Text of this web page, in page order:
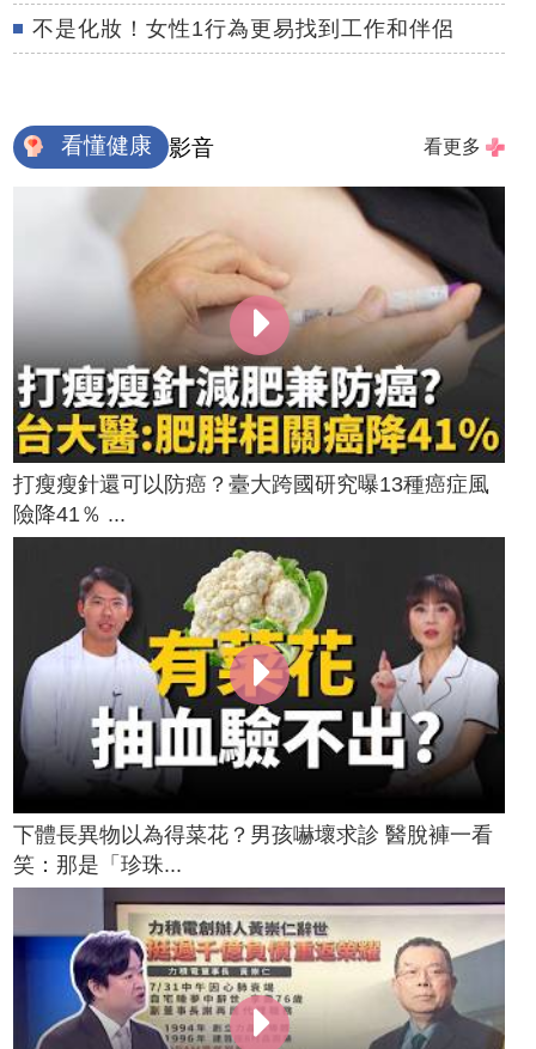
不是化妝！女性1行為更易找到工作和伴侶
看懂健康 影音 看更多
打瘦瘦針還可以防癌？臺大跨國研究曝13種癌症風
險降41％ ...
下體長異物以為得菜花？男孩嚇壞求診 醫脫褲一看
笑：那是「珍珠...